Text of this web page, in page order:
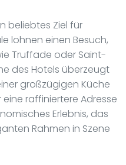
beliebtes Ziel für
lohnen einen Besuch,
Truffade oder Saint-
des Hotels überzeugt
großzügigen Küche
raffiniertere Adresse
Erlebnis, das
Rahmen in Szene